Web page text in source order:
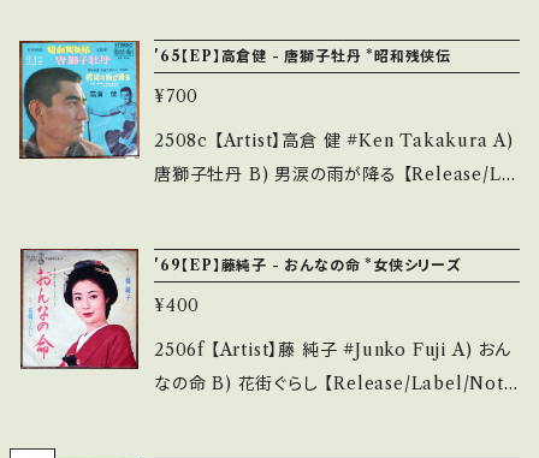
送について■■■ をご覧ください。 https://on
bankutsu.thebase.in/items/14252144 お知
_
C・痛み多・キズ多く痛み多 *その他、+ - で補足
しています。 *中古という事をご理解して頂ける
方のご購入をお願い致します。 Please purcha
se it if you understand that it is second
tsu.thebase.in/items/14252144 お知らせ等
歌。あほんだらぁ〜台詞入 ■参考視聴■ http
s://youtu.be/WTT8EvrQXqA?si=InxsnYg
UouVaweCr 【Condition】 Jacket/Record：
B/B (国内盤) ___________________
い B・多少痛み・キズなど見られる C・痛み多・
キズ多く痛み多 *その他、+ - で補足しています。
*中古という事をご理解して頂ける方のご購入を
お願い致します。 Please purchase it if you
'65【EP】高倉健 - 唐獅子牡丹 *昭和残侠伝
¥700
2508c 【Artist】高倉 健 #Ken Takakura A)
唐獅子牡丹 B) 男涙の雨が降る 【Release/La
にかけりゃ♪ 背中で吠えてる〜 '66 HIT! ■参
考視聴■ https://youtu.be/s5JwYncGfW0?
si=wXhRVIubsxR0tAtB 【Condition】 Jack
et/Record：B/B (国内盤) *ジャケしわ ____
'69【EP】藤純子 - おんなの命 *女侠シリーズ
¥400
2506f 【Artist】藤 純子 #Junko Fuji A) おん
なの命 B) 花街ぐらし 【Release/Label/Not